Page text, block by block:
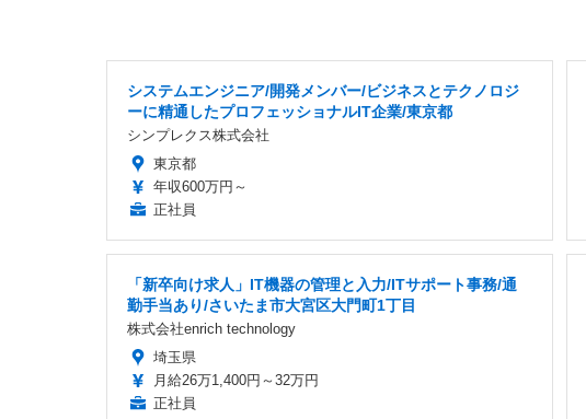
システムエンジニア/開発メンバー/ビジネスとテクノロジ
ーに精通したプロフェッショナルIT企業/東京都
シンプレクス株式会社
東京都
年収600万円～
正社員
「新卒向け求人」IT機器の管理と入力/ITサポート事務/通
勤手当あり/さいたま市大宮区大門町1丁目
株式会社enrich technology
埼玉県
月給26万1,400円～32万円
正社員